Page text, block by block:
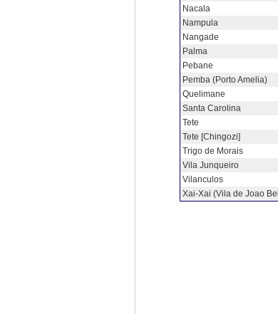
Nacala
Nampula
Nangade
Palma
Pebane
Pemba (Porto Amelia)
Quelimane
Santa Carolina
Tete
Tete [Chingozi]
Trigo de Morais
Vila Junqueiro
Vilanculos
Xai-Xai (Vila de Joao